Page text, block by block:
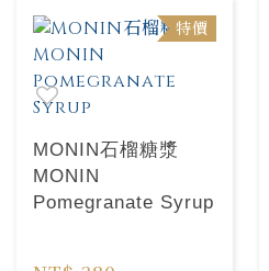
特價
MONIN石榴糖漿
MONIN
Pomegranate Syrup